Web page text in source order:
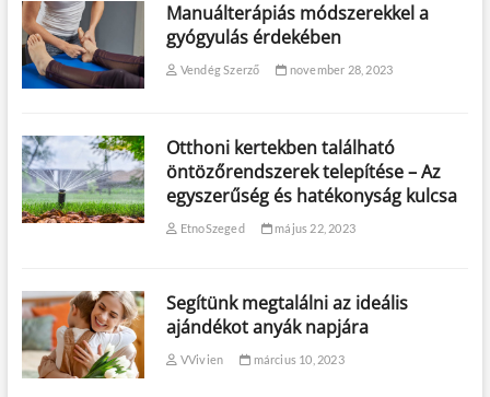
Manuálterápiás módszerekkel a
gyógyulás érdekében
Vendég Szerző november 28, 2023
Otthoni kertekben található
öntözőrendszerek telepítése – Az
egyszerűség és hatékonyság kulcsa
EtnoSzeged május 22, 2023
Segítünk megtalálni az ideális
ajándékot anyák napjára
VVivien március 10, 2023